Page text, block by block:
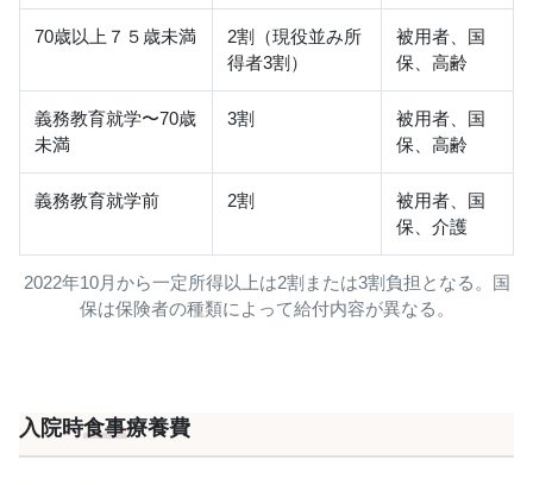
70歳以上７５歳未満
2割（現役並み所
得者3割）
被用者、国
保、高齢
義務教育就学〜70歳
未満
3割
被用者、国
保、高齢
義務教育就学前 2割
被用者、国
保、介護
2022年10月から一定所得以上は2割または3割負担となる。国
保は保険者の種類によって給付内容が異なる。
入院時食事療養費